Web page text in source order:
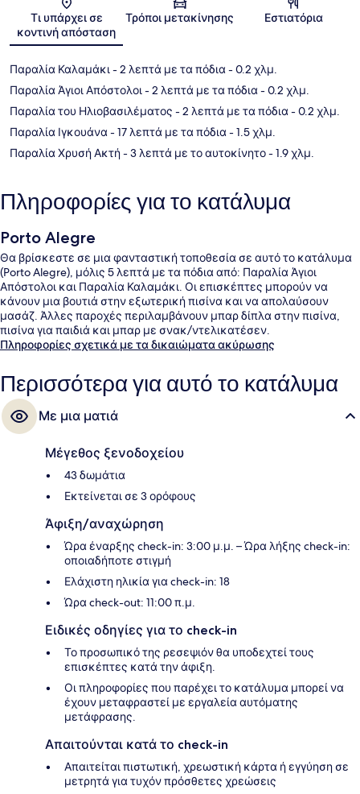
Χάρτης
Τι υπάρχει σε
κοντινή απόσταση
Τρόποι μετακίνησης Εστιατόρια
Παραλία Καλαμάκι- 2 λεπτά με τα πόδια- 0.2 χλμ.
Παραλία Άγιοι Απόστολοι- 2 λεπτά με τα πόδια- 0.2 χλμ.
Παραλία του Ηλιοβασιλέματος - 2 λεπτά με τα πόδια- 0.2 χλμ.
Παραλία Ιγκουάνα- 17 λεπτά με τα πόδια- 1.5 χλμ.
Παραλία Χρυσή Ακτή- 3 λεπτά με το αυτοκίνητο- 1.9 χλμ.
Πληροφορίες για το κατάλυμα
Porto Alegre
Θα βρίσκεστε σε μια φανταστική τοποθεσία σε αυτό το κατάλυμα
(Porto Alegre), μόλις 5 λεπτά με τα πόδια από: Παραλία Άγιοι
Απόστολοι και Παραλία Καλαμάκι. Οι επισκέπτες μπορούν να
κάνουν μια βουτιά στην εξωτερική πισίνα και να απολαύσουν
μασάζ. Άλλες παροχές περιλαμβάνουν μπαρ δίπλα στην πισίνα,
πισίνα για παιδιά και μπαρ με σνακ/ντελικατέσεν.
Πληροφορίες σχετικά με τα δικαιώματα ακύρωσης
Περισσότερα για αυτό το κατάλυμα
Με μια ματιά
Μέγεθος ξενοδοχείου
43 δωμάτια
Εκτείνεται σε 3 ορόφους
Άφιξη/αναχώρηση
Ώρα έναρξης check-in: 3:00 μ.μ. – Ώρα λήξης check-in:
οποιαδήποτε στιγμή
Ελάχιστη ηλικία για check-in: 18
Ώρα check-out: 11:00 π.μ.
Ειδικές οδηγίες για το check-in
Το προσωπικό της ρεσεψιόν θα υποδεχτεί τους
επισκέπτες κατά την άφιξη.
Οι πληροφορίες που παρέχει το κατάλυμα μπορεί να
έχουν μεταφραστεί με εργαλεία αυτόματης
μετάφρασης.
Απαιτούνται κατά το check-in
Απαιτείται πιστωτική, χρεωστική κάρτα ή εγγύηση σε
μετρητά για τυχόν πρόσθετες χρεώσεις